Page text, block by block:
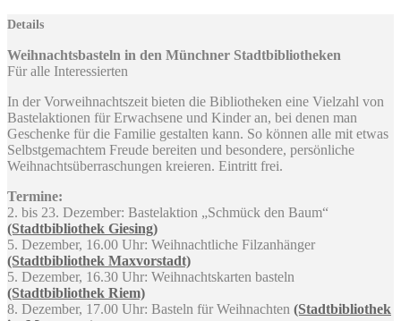
Details
Weihnachtsbasteln in den Münchner Stadtbibliotheken
Für alle Interessierten
In der Vorweihnachtszeit bieten die Bibliotheken eine Vielzahl von
Bastelaktionen für Erwachsene und Kinder an, bei denen man
Geschenke für die Familie gestalten kann. So können alle mit etwas
Selbstgemachtem Freude bereiten und besondere, persönliche
Weihnachtsüberraschungen kreieren. Eintritt frei.
Termine:
2. bis 23. Dezember: Bastelaktion „Schmück den Baum“
(Stadtbibliothek Giesing)
5. Dezember, 16.00 Uhr: Weihnachtliche Filzanhänger
(Stadtbibliothek Maxvorstadt)
5. Dezember, 16.30 Uhr: Weihnachtskarten basteln
(Stadtbibliothek Riem)
8. Dezember, 17.00 Uhr: Basteln für Weihnachten (Stadtbibliothek